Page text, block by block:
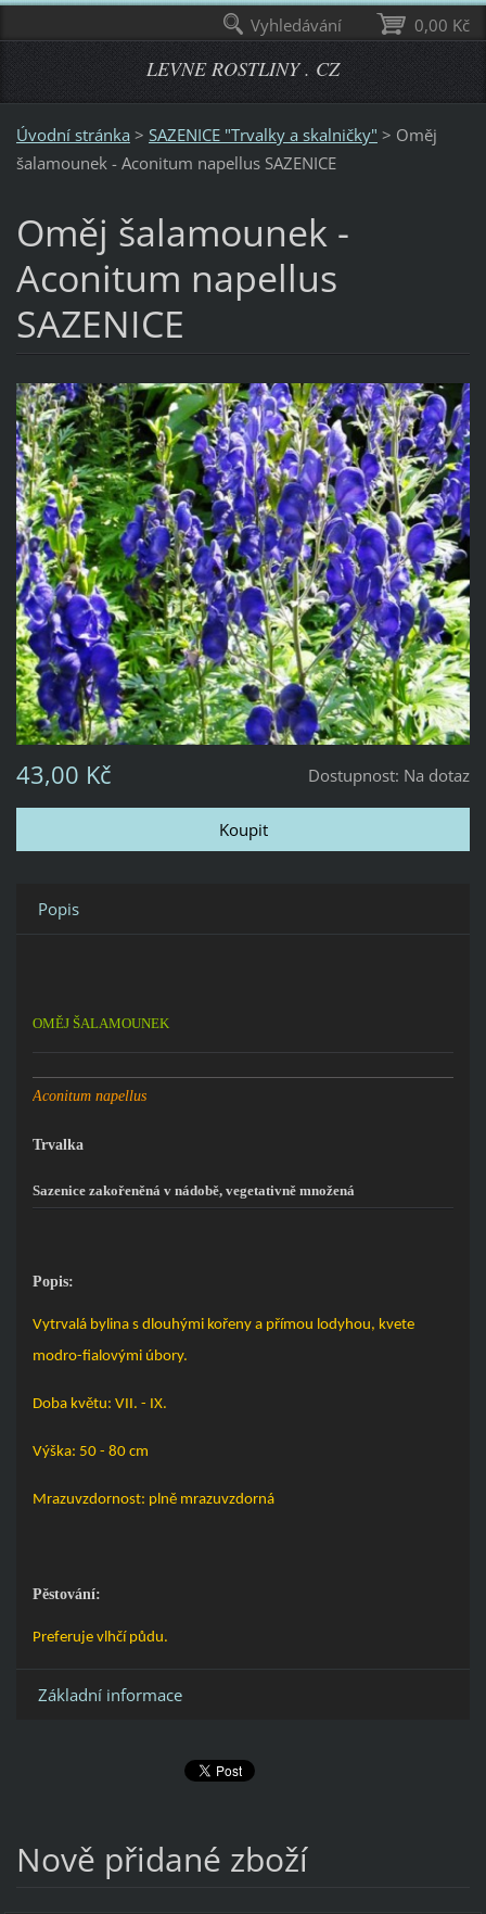
LEVNE ROSTLINY . CZ
Úvodní stránka > SAZENICE "Trvalky a skalničky" > Oměj
šalamounek - Aconitum napellus SAZENICE
Oměj šalamounek -
Aconitum napellus
SAZENICE
Dostupnost: Na dotaz
43,00 Kč
Popis
OMĚJ ŠALAMOUNEK
Aconitum napellus
Trvalka
Sazenice zakořeněná v nádobě, vegetativně množená
Popis:
Vytrvalá bylina s dlouhými kořeny a přímou lodyhou, kvete
modro-fialovými úbory.
Doba květu: VII. - IX.
Výška: 50 - 80 cm
Mrazuvzdornost: plně mrazuvzdorná
Pěstování:
Preferuje vlhčí půdu.
Základní informace
Nově přidané zboží
0,00 Kč
Vyhledávání